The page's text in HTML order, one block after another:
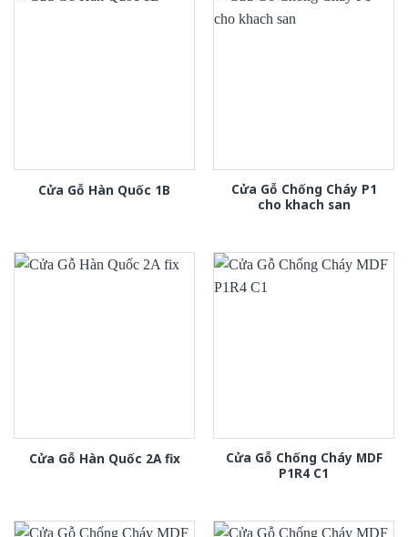
Cửa Gỗ Hàn Quốc 1B
Cửa Gỗ Chống Cháy P1
cho khach san
Cửa Gỗ Hàn Quốc 2A fix
Cửa Gỗ Chống Cháy MDF
P1R4 C1